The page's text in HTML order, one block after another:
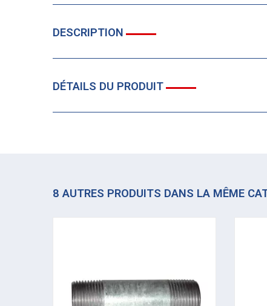
DESCRIPTION
DÉTAILS DU PRODUIT
8 AUTRES PRODUITS DANS LA MÊME